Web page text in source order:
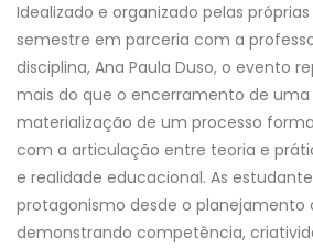
Idealizado e organizado pelas
semestre em parceria com a
disciplina, Ana Paula Duso, o evento
mais do que o encerramento de uma
materialização de um processo
com a articulação entre teoria e
e realidade educacional. As
protagonismo desde o planejamento
demonstrando competência,